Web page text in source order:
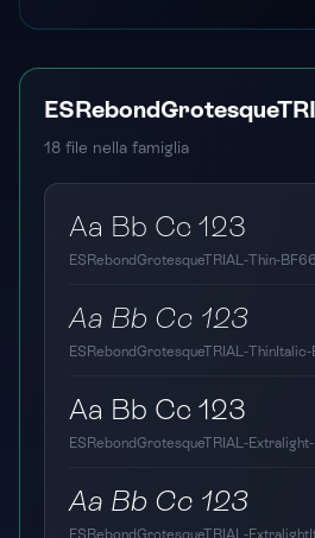
18 file nella famiglia
Aa Bb Cc 123
ESRebondGrotesqueTRIAL-Thin-
Aa Bb Cc 123
ESRebondGrotesqueTRIAL-
Aa Bb Cc 123
ESRebondGrotesqueTRIAL-
Aa Bb Cc 123
ESRebondGrotesqueTRIAL-